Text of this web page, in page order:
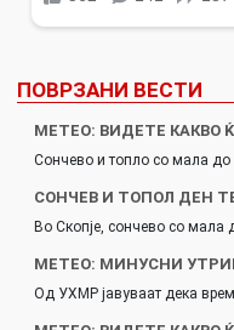
ПОВРЗАНИ ВЕСТИ
МЕТЕО: ВИДЕТЕ КАКВО
Сончево и топло со мала до
СОНЧЕВ И ТОПОЛ ДЕН
Во Скопје, сончево со мала
МЕТЕО: МИНУСНИ
Од УХМР јавуваат дека